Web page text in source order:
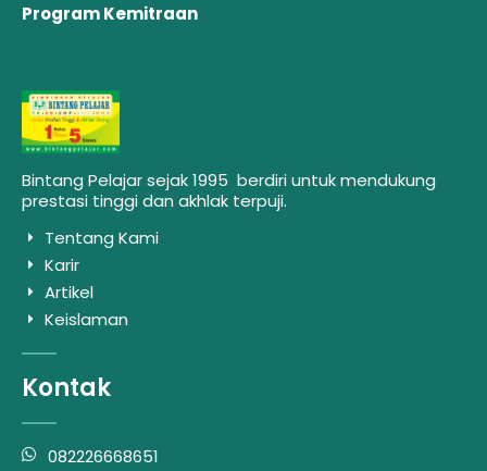
Bintang Pelajar sejak 1995 berdiri untuk mendukung
prestasi tinggi dan akhlak terpuji.
Tentang Kami
Karir
Artikel
Keislaman
Kontak
082226668651
Program Kemitraan